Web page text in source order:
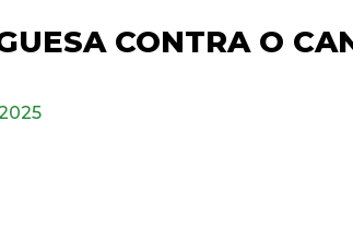
CONTRA O